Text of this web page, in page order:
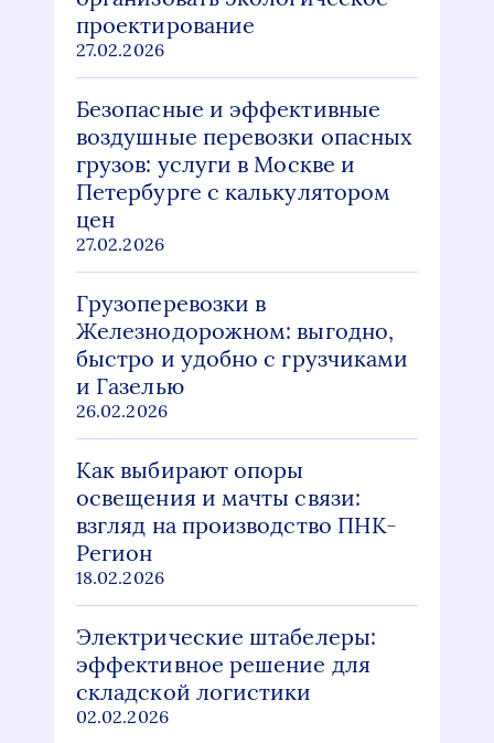
проектирование
27.02.2026
Безопасные и эффективные
воздушные перевозки опасных
грузов: услуги в Москве и
Петербурге с калькулятором
цен
27.02.2026
Грузоперевозки в
Железнодорожном: выгодно,
быстро и удобно с грузчиками
и Газелью
26.02.2026
Как выбирают опоры
освещения и мачты связи:
взгляд на производство ПНК-
Регион
18.02.2026
Электрические штабелеры:
эффективное решение для
складской логистики
02.02.2026